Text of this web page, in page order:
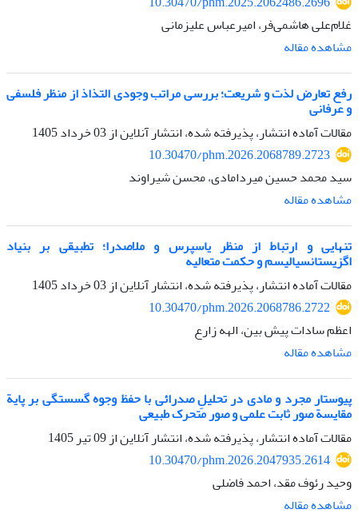
غلام‌علی هاشمی‌فر، امیرعباس علیزمانی
مشاهده مقاله
رفع تعارض لذت و شریعت؛ بررسی مراتب وجودی التذاذ از منظر فلسفی
و عرفانی
مقالات آماده انتشار، پذیرفته شده، انتشار آنلاین از03 خرداد 1405
10.30470/phm.2026.2068789.2723
سید محمد حسین میردامادی، محسن شیراوند
مشاهده مقاله
تنهایی و ارتباط از منظر یاسپرس و ملاصدرا؛ تطبیقی بر بنیاد
اگزیستانسیالیسم و حکمت متعالیه
مقالات آماده انتشار، پذیرفته شده، انتشار آنلاین از03 خرداد 1405
10.30470/phm.2026.2068786.2722
اعظم سادات پیش بین، الهه زارع
مشاهده مقاله
پیوستار مجرد و مادی در تحلیلِ صدرائی با حفظ وجوه گسستگی بر پایة
مقایسة صور ثابت علمی و صور متحرک طبیعی
مقالات آماده انتشار، پذیرفته شده، انتشار آنلاین از09 تیر 1405
10.30470/phm.2026.2047935.2614
وحید رئوف مقد، احمد فاضلی
مشاهده مقاله